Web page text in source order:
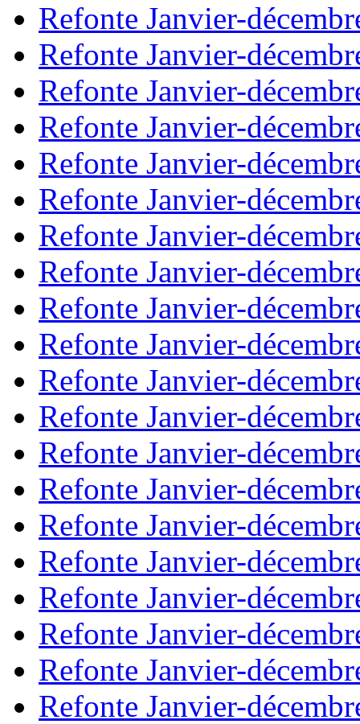
Refonte Janvier-
Refonte Janvier-
Refonte Janvier-
Refonte Janvier-
Refonte Janvier-
Refonte Janvier-
Refonte Janvier-
Refonte Janvier-
Refonte Janvier-
Refonte Janvier-
Refonte Janvier-
Refonte Janvier-
Refonte Janvier-
Refonte Janvier-
Refonte Janvier-
Refonte Janvier-
Refonte Janvier-
Refonte Janvier-
Refonte Janvier-
Refonte Janvier-